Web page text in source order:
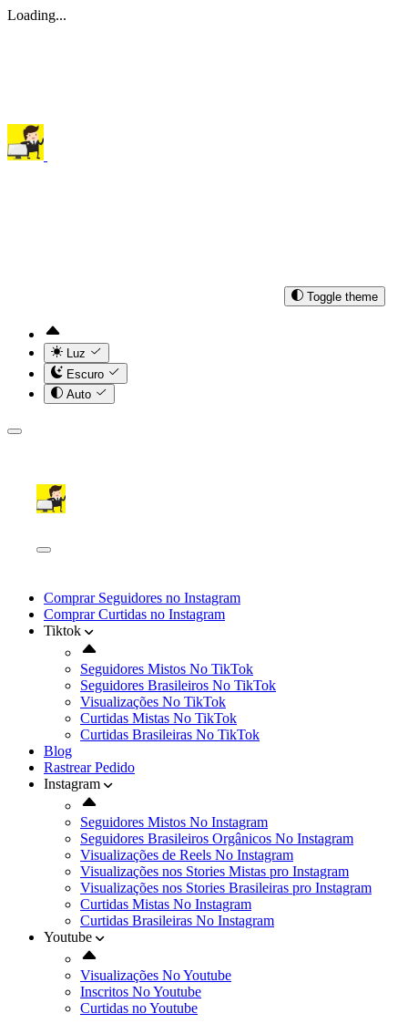
Loading...
Toggle theme
Luz
Escuro
Auto
Comprar Seguidores no Instagram
Comprar Curtidas no Instagram
Tiktok
Seguidores Mistos No TikTok
Seguidores Brasileiros No TikTok
Visualizações No TikTok
Curtidas Mistas No TikTok
Curtidas Brasileiras No TikTok
Blog
Rastrear Pedido
Instagram
Seguidores Mistos No Instagram
Seguidores Brasileiros Orgânicos No Instagram
Visualizações de Reels No Instagram
Visualizações nos Stories Mistas pro Instagram
Visualizações nos Stories Brasileiras pro Instagram
Curtidas Mistas No Instagram
Curtidas Brasileiras No Instagram
Youtube
Visualizações No Youtube
Inscritos No Youtube
Curtidas no Youtube